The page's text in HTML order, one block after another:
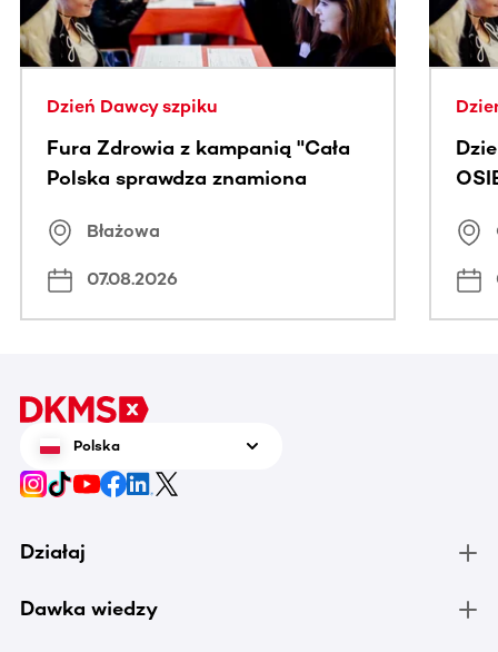
Dzień Dawcy szpiku
Fura Zdrowia z kampanią "Cała
Polska sprawdza znamiona
Błażowa
07.08.2026
Polska
Działaj
Dawka wiedzy